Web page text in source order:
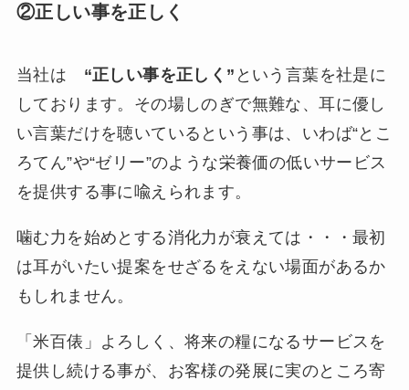
②正しい事を正しく
当社は “正しい事を正しく” という言葉を社是に
しております。その場しのぎで無難な、耳に優し
い言葉だけを聴いているという事は、いわば“とこ
ろてん”や“ゼリー”のような栄養価の低いサービス
を提供する事に喩えられます。
噛む力を始めとする消化力が衰えては・・・最初
は耳がいたい提案をせざるをえない場面があるか
もしれません。
「米百俵」よろしく、将来の糧になるサービスを
提供し続ける事が、お客様の発展に実のところ寄